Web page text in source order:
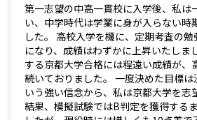
第一志望の中高一貫校に入学後、私は
い、中学時代は学業に身が入らない時
した。 高校入学を機に、定期考査の
になり、成績はわずかに上昇いたしま
する京都大学合格には程遠い成績が、
続いておりました。 一度決めた目標
いう強い信念から、私は京都大学を志
結果、模擬試験ではB判定を獲得する